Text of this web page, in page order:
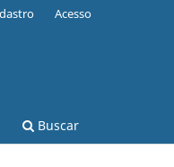
Buscar
Acesso